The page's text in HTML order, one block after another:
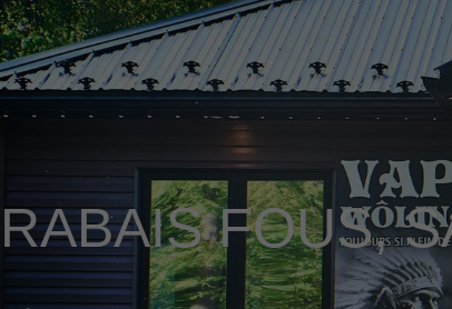
RABAIS FOUS,